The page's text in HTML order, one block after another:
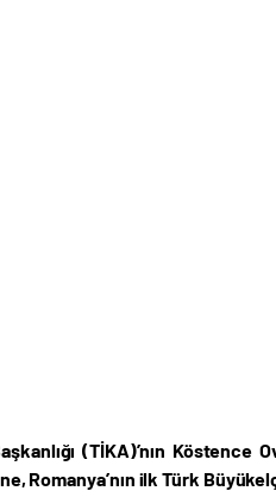
(TİKA)’nın
Romanya’nın ilk Türk